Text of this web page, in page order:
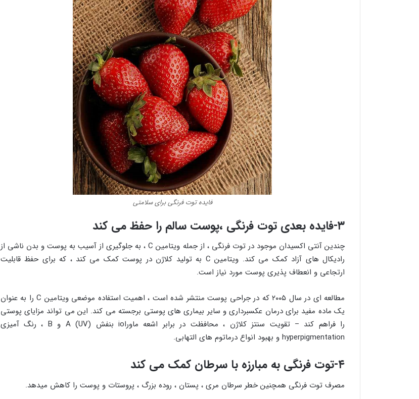
فایده توت فرنگی برای سلامتی
۳-فایده بعدی توت فرنگی ،پوست سالم را حفظ می کند
چندین آنتی اکسیدان موجود در توت فرنگی ، از جمله ویتامین C ، به جلوگیری از آسیب به پوست و بدن ناشی از
رادیکال های آزاد کمک می کند. ویتامین C به تولید کلاژن در پوست کمک می کند ، که برای حفظ قابلیت
ارتجاعی و انعطاف پذیری پوست مورد نیاز است.
مطالعه ای در سال ۲۰۰۵ که در جراحی پوست منتشر شده است ، اهمیت استفاده موضعی ویتامین C را به عنوان
یک ماده مفید برای درمان عکسبرداری و سایر بیماری های پوستی برجسته می کند. این می تواند مزایای پوستی
را فراهم کند – تقویت سنتز کلاژن ، محافظت در برابر اشعه ماوراio بنفش (UV) A و B ، رنگ آمیزی
hyperpigmentation و بهبود انواع درماتوم های التهابی.
۴-توت فرنگی به مبارزه با سرطان کمک می کند
مصرف توت فرنگی همچنین خطر سرطان مری ، پستان ، روده بزرگ ، پروستات و پوست را کاهش میدهد.